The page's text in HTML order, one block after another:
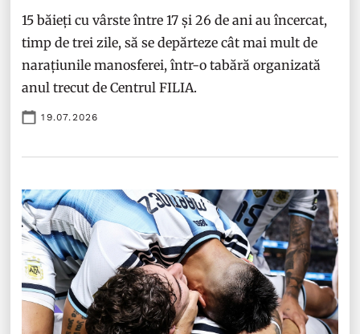
15 băieți cu vârste între 17 și 26 de ani au încercat,
timp de trei zile, să se depărteze cât mai mult de
narațiunile manosferei, într-o tabără organizată
anul trecut de Centrul FILIA.
19.07.2026